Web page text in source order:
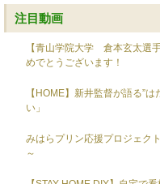
注目動画
【青山学院大学 倉本玄太選
めでとうございます！
【HOME】新井監督が語る”
い」
みはらプリン応援プロジェク
～